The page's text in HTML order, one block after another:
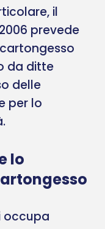
il
prevede
da ditte
delle
per lo
lo
occupa